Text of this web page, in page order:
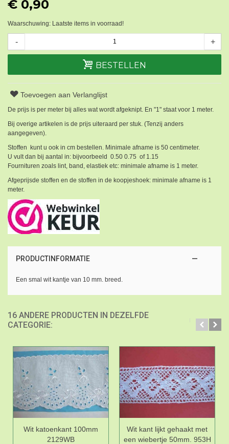
€ 0,90
Waarschuwing: Laatste items in voorraad!
- +
BESTELLEN
Toevoegen aan Verlanglijst
De prijs is per meter bij alles wat wordt afgeknipt. En "1" staat voor 1 meter.
Bij overige artikelen is de prijs uiteraard per stuk. (Tenzij anders
aangegeven).
Stoffen kunt u ook in cm bestellen. Minimale afname is 50 centimeter.
U vult dan bij aantal in: bijvoorbeeld 0.50 0.75 of 1.15
Fournituren zoals lint, band, elastiek etc: minimale afname is 1 meter.
Afgeprijsde stoffen en de stoffen in de koopjeshoek: minimale afname is 1
meter.
PRODUCTINFORMATIE
Een smal wit kantje van 10 mm. breed.
16 ANDERE PRODUCTEN IN DEZELFDE
CATEGORIE:
Wit katoenkant 100mm
2129WB
Wit kant lijkt gehaakt met
een wiebertje 50mm. 953H